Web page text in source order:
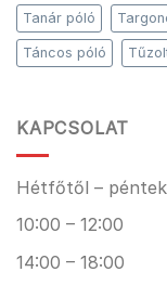
Tanár póló
Táncos póló
KAPCSOLAT
Hétfőtől –
10:00 – 12:00
14:00 – 18:00